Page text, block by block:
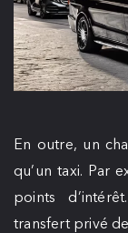
En outre, un
qu’un taxi. Par
points
transfert privé